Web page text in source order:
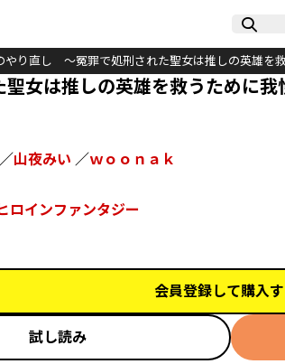
やり直し ～冤罪で処刑された聖女は推しの英雄を
女は推しの英雄を救うために我
／山夜みい ／ｗｏｏｎａｋ
ロインファンタジー
会員登録して購入
試し読み